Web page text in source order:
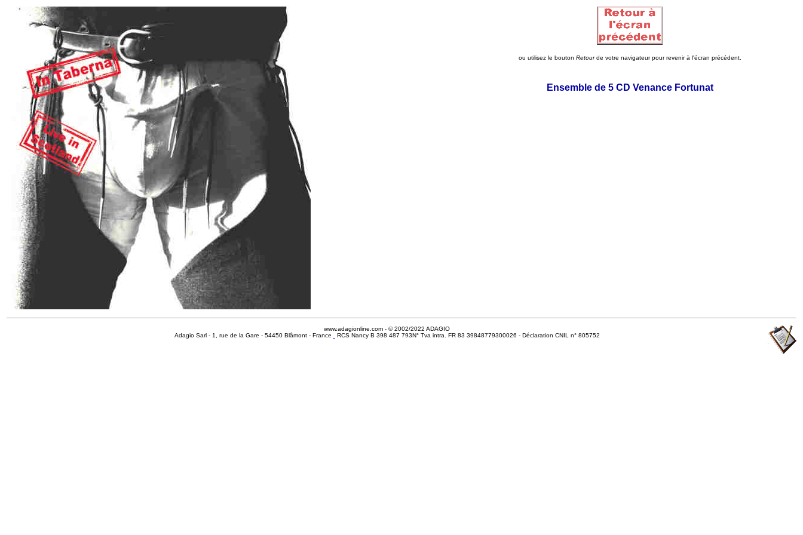
ou utilisez le bouton Retourde votre navigateur pour revenir à l'écran précédent.
Ensemble de 5 CD Venance Fortunat
www.adagionline.com - © 2002/2022 ADAGIO
Adagio Sarl - 1, rue de la Gare - 54450 Blâmont - France
RCS Nancy B 398 487 793N° Tva intra. FR 83 39848779300026 - Déclaration CNIL n° 805752